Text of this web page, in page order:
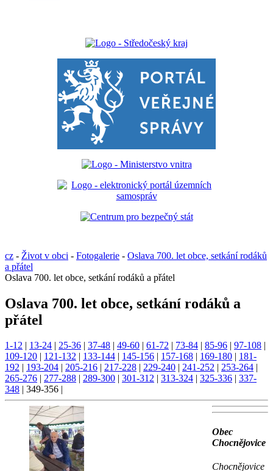
cz - Život v obci - Fotogalerie - Oslava 700. let obce, setkání rodáků
a přátel
Oslava 700. let obce, setkání rodáků a přátel
Oslava 700. let obce, setkání rodáků a
přátel
1-12 13-24 25-36 37-48 49-60 61-72 73-84 85-96 97-108
109-120
121-132 133-144 145-156 157-168 169-180
181-
192
193-204 205-216 217-228 229-240 241-252 253-264
265-276
277-288 289-300 301-312 313-324 325-336
337-
348
349-356
Obec
Chocnějovice
Chocnějovice